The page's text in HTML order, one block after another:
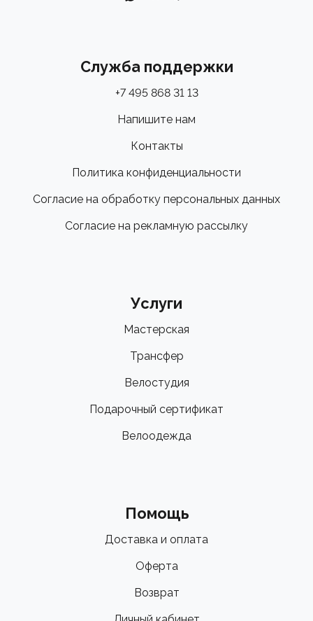
Служба поддержки
+7 495 868 31 13
Напишите нам
Контакты
Политика конфиденциальности
Согласие на обработку персональных данных
Согласие на рекламную рассылку
Услуги
Мастерская
Трансфер
Велостудия
Подарочный сертификат
Велоодежда
Помощь
Доставка и оплата
Оферта
Возврат